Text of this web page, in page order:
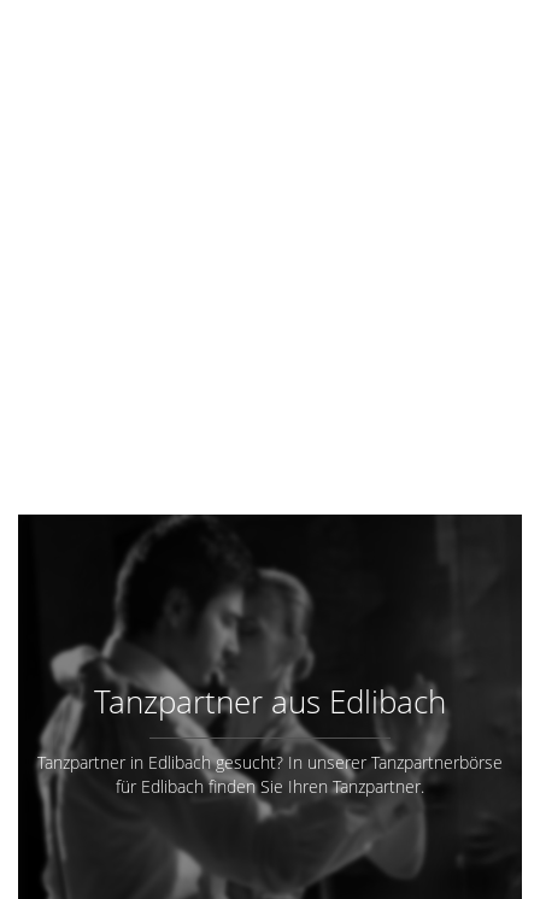
Tanzpartner aus Edlibach
Tanzpartner in Edlibach gesucht? In unserer Tanzpartnerbörse
für Edlibach finden Sie Ihren Tanzpartner.